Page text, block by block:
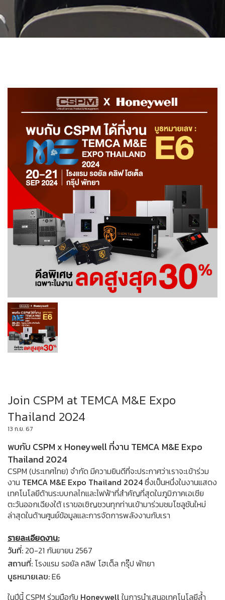
Join CSPM at TEMCA M&E Expo
Thailand 2024
13 ก.ย. 67
พบกับ CSPM x Honeywell ที่งาน TEMCA M&E Expo
Thailand 2024
CSPM (ประเทศไทย) จำกัด มีความยินดีที่จะประกาศว่าเราจะเข้าร่วม
งาน TEMCA M&E Expo Thailand 2024ซึ่งเป็นหนึ่งในงานแสดง
เทคโนโลยีด้านระบบกลไกและไฟฟ้าที่สำคัญที่สุดในภูมิภาคเอเชีย
ตะวันออกเฉียงใต้ เราขอเชิญชวนทุกท่านเข้ามาร่วมชมโซลูชันใหม่
ล่าสุดในด้านศูนย์ข้อมูลและการจัดการพลังงานกับเรา
รายละเอียดงาน:
วันที่: 20-21 กันยายน 2567
สถานที่: โรงแรม รอยัล คลิฟ โฮเต็ล กรุ๊ป พัทยา
บูธหมายเลข:E6
ในปีนี้ CSPM ร่วมมือกับ Honeywellในการนำเสนอเทคโนโลยีล้ำ